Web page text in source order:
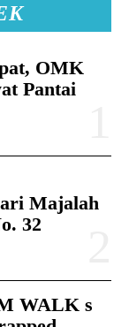
OMK
Pantai
Majalah
32
WALK s